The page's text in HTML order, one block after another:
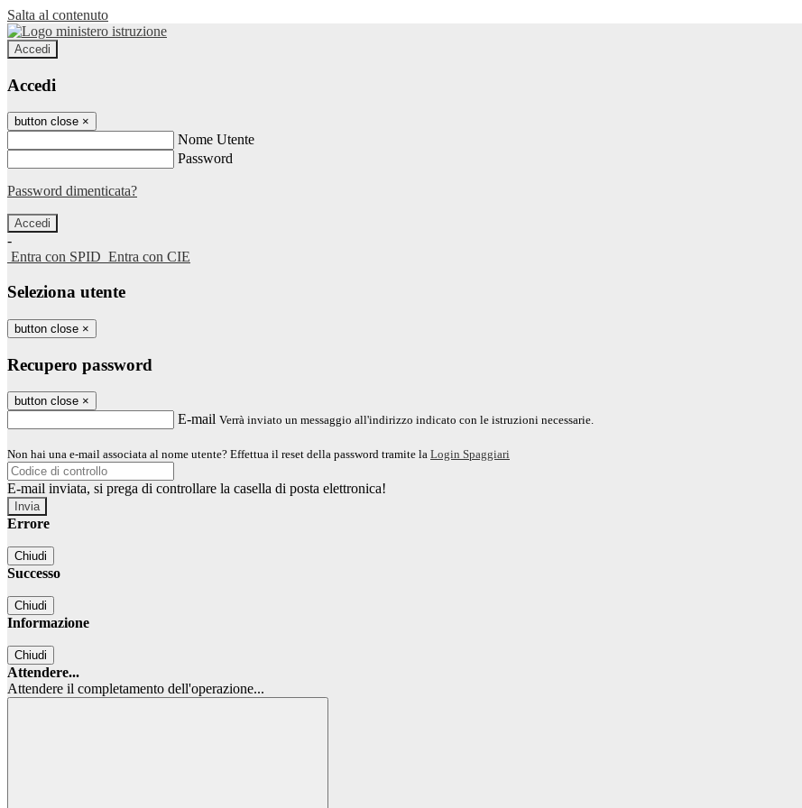
Salta al contenuto
Accedi
Accedi
button close ×
Nome Utente
Password
Password dimenticata?
-
Entra con SPID Entra con CIE
Seleziona utente
button close ×
Recupero password
button close ×
E-mail Verrà inviato un messaggio all'indirizzo indicato con le istruzioni necessarie.
Non hai una e-mail associata al nome utente? Effettua il reset della password tramite la Login Spaggiari
E-mail inviata, si prega di controllare la casella di posta elettronica!
Errore
Chiudi
Successo
Chiudi
Informazione
Chiudi
Attendere...
Attendere il completamento dell'operazione...